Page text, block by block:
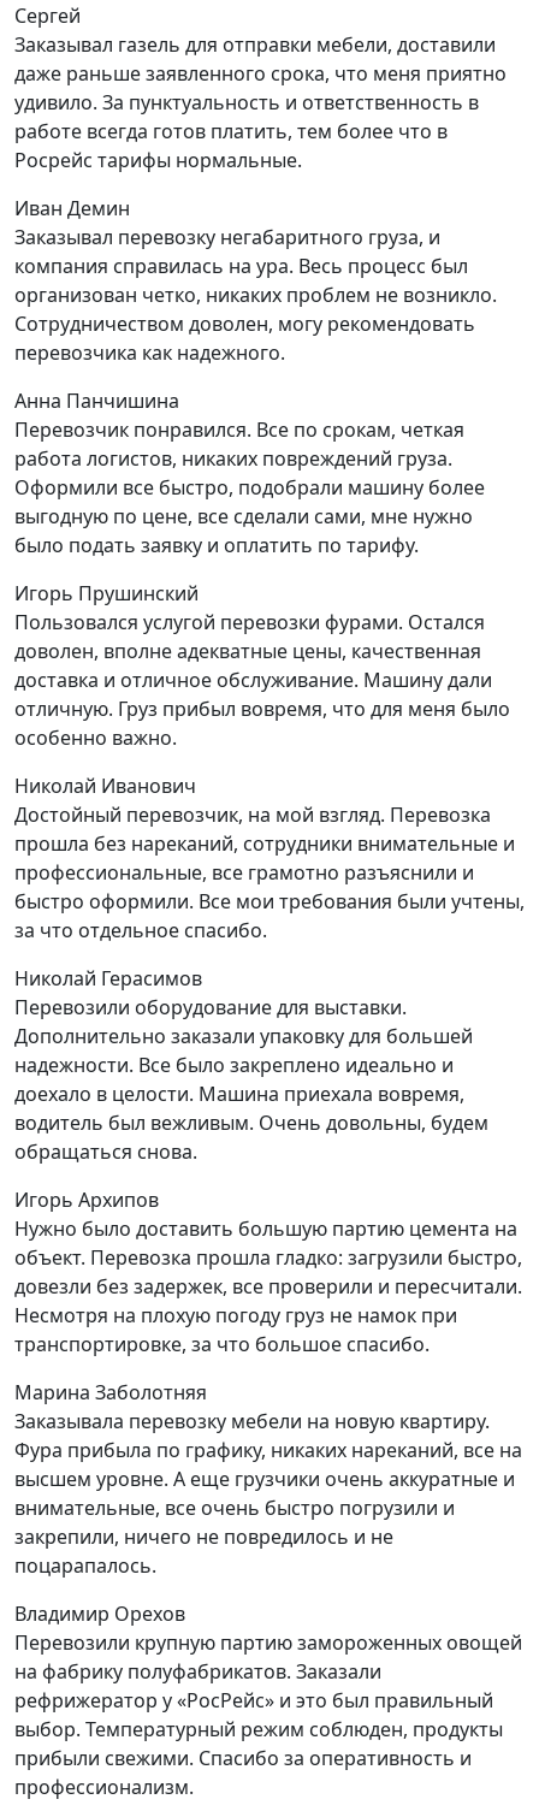
Сергей
Заказывал газель для отправки мебели, доставили
даже раньше заявленного срока, что меня приятно
удивило. За пунктуальность и ответственность в
работе всегда готов платить, тем более что в
Росрейс тарифы нормальные.
Иван Демин
Заказывал перевозку негабаритного груза, и
компания справилась на ура. Весь процесс был
организован четко, никаких проблем не возникло.
Сотрудничеством доволен, могу рекомендовать
перевозчика как надежного.
Анна Панчишина
Перевозчик понравился. Все по срокам, четкая
работа логистов, никаких повреждений груза.
Оформили все быстро, подобрали машину более
выгодную по цене, все сделали сами, мне нужно
было подать заявку и оплатить по тарифу.
Игорь Прушинский
Пользовался услугой перевозки фурами. Остался
доволен, вполне адекватные цены, качественная
доставка и отличное обслуживание. Машину дали
отличную. Груз прибыл вовремя, что для меня было
особенно важно.
Николай Иванович
Достойный перевозчик, на мой взгляд. Перевозка
прошла без нареканий, сотрудники внимательные и
профессиональные, все грамотно разъяснили и
быстро оформили. Все мои требования были учтены,
за что отдельное спасибо.
Николай Герасимов
Перевозили оборудование для выставки.
Дополнительно заказали упаковку для большей
надежности. Все было закреплено идеально и
доехало в целости. Машина приехала вовремя,
водитель был вежливым. Очень довольны, будем
обращаться снова.
Игорь Архипов
Нужно было доставить большую партию цемента на
объект. Перевозка прошла гладко: загрузили быстро,
довезли без задержек, все проверили и пересчитали.
Несмотря на плохую погоду груз не намок при
транспортировке, за что большое спасибо.
Марина Заболотняя
Заказывала перевозку мебели на новую квартиру.
Фура прибыла по графику, никаких нареканий, все на
высшем уровне. А еще грузчики очень аккуратные и
внимательные, все очень быстро погрузили и
закрепили, ничего не повредилось и не
поцарапалось.
Владимир Орехов
Перевозили крупную партию замороженных овощей
на фабрику полуфабрикатов. Заказали
рефрижератор у «РосРейс» и это был правильный
выбор. Температурный режим соблюден, продукты
прибыли свежими. Спасибо за оперативность и
профессионализм.